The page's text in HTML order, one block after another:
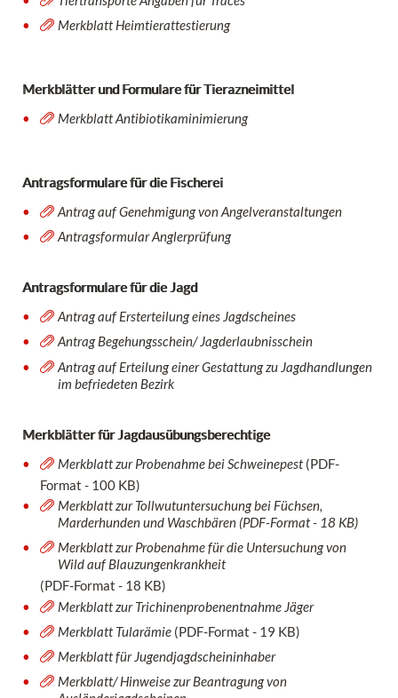
Merkblatt Heimtierattestierung
Merkblätter und Formulare für Tierazneimittel
Merkblatt Antibiotikaminimierung
Antragsformulare für die Fischerei
Antrag auf Genehmigung von Angelveranstaltungen
Antragsformular Anglerprüfung
Antragsformulare für die Jagd
Antrag auf Ersterteilung eines Jagdscheines
Antrag Begehungsschein/ Jagderlaubnisschein
Antrag auf Erteilung einer Gestattung zu Jagdhandlungen
im befriedeten Bezirk
Merkblätter für Jagdausübungsberechtige
Merkblatt zur Probenahme bei Schweinepest(PDF-
Format - 100 KB)
Merkblatt zur Tollwutuntersuchung bei Füchsen,
Marderhunden und Waschbären (PDF-Format - 18 KB)
Merkblatt zur Probenahme für die Untersuchung von
Wild auf Blauzungenkrankheit
(PDF-Format - 18 KB)
Merkblatt zur Trichinenprobenentnahme Jäger
Merkblatt Tularämie(PDF-Format - 19 KB)
Merkblatt für Jugendjagdscheininhaber
Merkblatt/ Hinweise zur Beantragung von